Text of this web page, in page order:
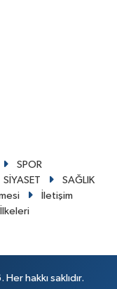
SPOR
SİYASET
SAĞLIK
İletişim
İlkeleri
hakkı saklıdır.